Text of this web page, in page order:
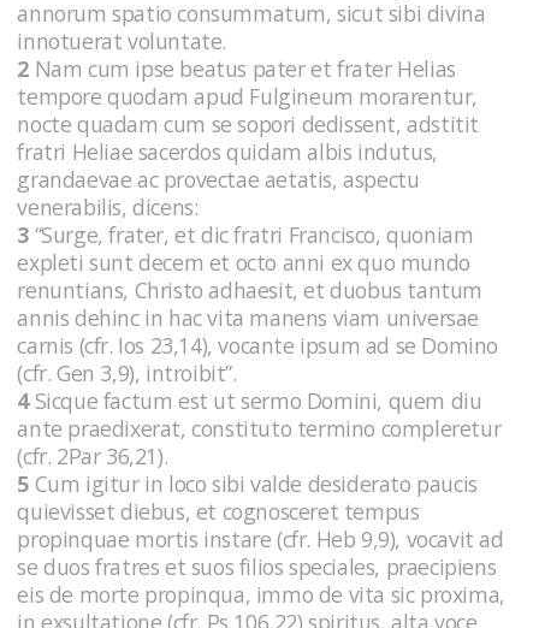
annorum spatio consummatum, sicut sibi divina
innotuerat voluntate.
2 Nam cum ipse beatus pater et frater Helias
tempore quodam apud Fulgineum morarentur,
nocte quadam cum se sopori dedissent, adstitit
fratri Heliae sacerdos quidam albis indutus,
grandaevae ac provectae aetatis, aspectu
venerabilis, dicens:
3 “Surge, frater, et dic fratri Francisco, quoniam
expleti sunt decem et octo anni ex quo mundo
renuntians, Christo adhaesit, et duobus tantum
annis dehinc in hac vita manens viam universae
carnis (cfr. Ios 23,14), vocante ipsum ad se Domino
(cfr. Gen 3,9), introibit”.
4Sicque factum est ut sermo Domini, quem diu
ante praedixerat, constituto termino compleretur
(cfr. 2Par 36,21).
5 Cum igitur in loco sibi valde desiderato paucis
quievisset diebus, et cognosceret tempus
propinquae mortis instare (cfr. Heb 9,9), vocavit ad
se duos fratres et suos filios speciales, praecipiens
eis de morte propinqua, immo de vita sic proxima,
in exsultatione (cfr. Ps 106,22) spiritus, alta voce